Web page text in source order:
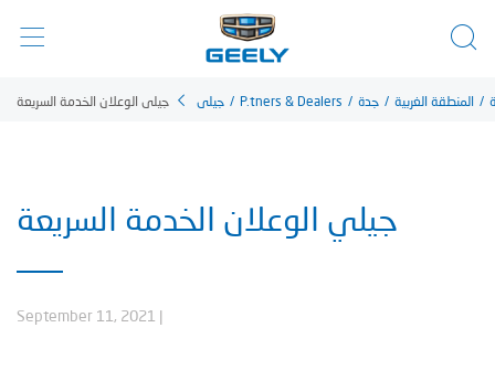
جيلي الوعلان الخدمة السريعة جيلي / P.tners & Dealers / المنطقة الغربية / جدة /
جيلي الوعلان الخدمة السريعة
September 11, 2021 |